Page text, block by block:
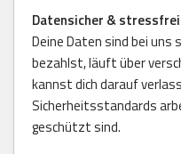
Datensicher & stressfrei
Deine Daten sind bei uns
bezahlst, läuft über
kannst dich darauf
Sicherheitsstandards
geschützt sind.